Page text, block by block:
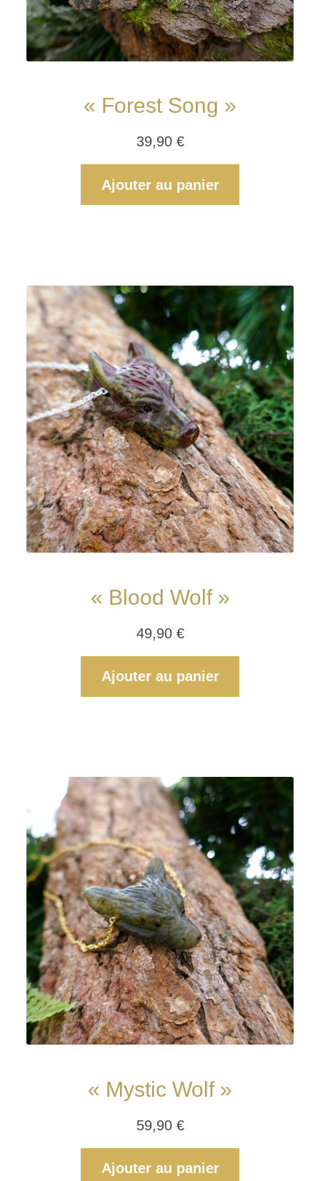
« Forest Song »
39,90 €
Ajouter au panier
« Blood Wolf »
49,90 €
Ajouter au panier
« Mystic Wolf »
59,90 €
Ajouter au panier